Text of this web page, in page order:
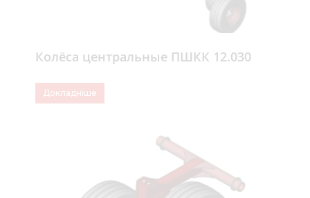
Колёса центральные ПШКК 12.030
Докладніше